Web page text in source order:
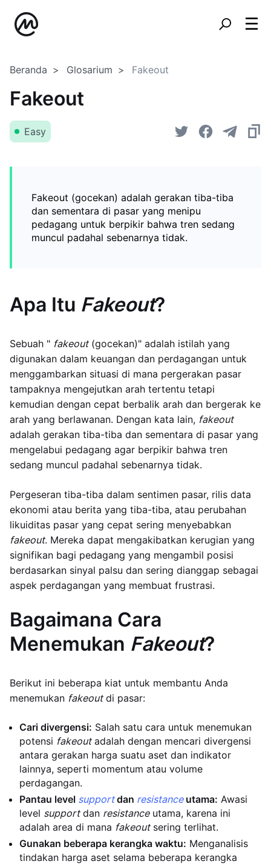
Beranda Glosarium Fakeout
Fakeout
Easy
Fakeout (gocekan) adalah gerakan tiba-tiba
dan sementara di pasar yang menipu
pedagang untuk berpikir bahwa tren sedang
muncul padahal sebenarnya tidak.
Apa Itu Fakeout?
Sebuah " fakeout(gocekan)" adalah istilah yang
digunakan dalam keuangan dan perdagangan untuk
menggambarkan situasi di mana pergerakan pasar
tampaknya mengejutkan arah tertentu tetapi
kemudian dengan cepat berbalik arah dan bergerak ke
arah yang berlawanan. Dengan kata lain, fakeout
adalah gerakan tiba-tiba dan sementara di pasar yang
mengelabui pedagang agar berpikir bahwa tren
sedang muncul padahal sebenarnya tidak.
Pergeseran tiba-tiba dalam sentimen pasar, rilis data
ekonomi atau berita yang tiba-tiba, atau perubahan
likuiditas pasar yang cepat sering menyebabkan
fakeout. Mereka dapat mengakibatkan kerugian yang
signifikan bagi pedagang yang mengambil posisi
berdasarkan sinyal palsu dan sering dianggap sebagai
aspek perdagangan yang membuat frustrasi.
Bagaimana Cara
Menemukan Fakeout?
Berikut ini beberapa kiat untuk membantu Anda
menemukan fakeoutdi pasar:
Cari divergensi: Salah satu cara untuk menemukan
potensi fakeoutadalah dengan mencari divergensi
antara gerakan harga suatu aset dan indikator
lainnya, seperti momentum atau volume
perdagangan.
Pantau level supportdan resistanceutama: Awasi
level supportdan resistanceutama, karena ini
adalah area di mana fakeoutsering terlihat.
Gunakan beberapa kerangka waktu: Menganalisis
tindakan harga aset selama beberapa kerangka